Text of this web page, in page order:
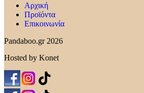
Αρχική
Προϊόντα
Επικοινωνία
Pandaboo.gr 2026
Hosted by Konet